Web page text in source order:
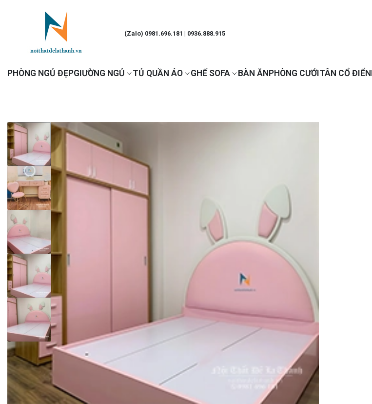
(Zalo) 0981.696.181 | 0936.888.915
PHÒNG NGỦ ĐẸPGIƯỜNG NGỦ TỦ QUẦN ÁO GHẾ SOFA BÀN ĂN PHÒNG CƯỚI TÂN CỔ ĐIỂN